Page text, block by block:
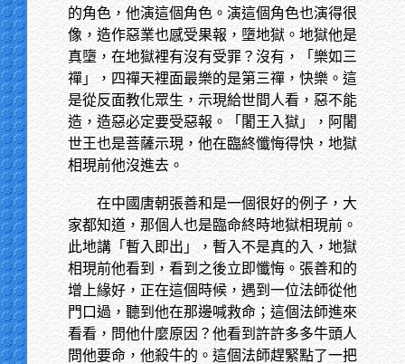
的角色，他演這個角色。演這個角色也演得很
像，造作惡業也感受果報，墮地獄。地獄他是
真墮，在地獄裡有沒有受罪？沒有，「樂如三
禪」，四禪天裡面最樂的是第三禪，快樂。這
是從反面教化眾生，示現給世間人看，惡不能
造，造惡必定要受惡報。「闍王入獄」，阿闍
世王也是菩薩示現，他在臨終懺悔得快，地獄
相現前他沒進去。
在中國唐朝張善和是一個很好的例子，大
家都知道，那個人也是臨命終時地獄相現前。
此地講「暫入即出」，暫入不是真的入，地獄
相現前他看到，看到之後立即懺悔。張善和的
增上緣好，正在這個時候，遇到一位法師從他
門口過，聽到他在那邊喊救命；這個法師進來
看看，問他什麼原因？他看到許許多多牛頭人
問他要命，他殺牛的。這個法師趕緊點了一把